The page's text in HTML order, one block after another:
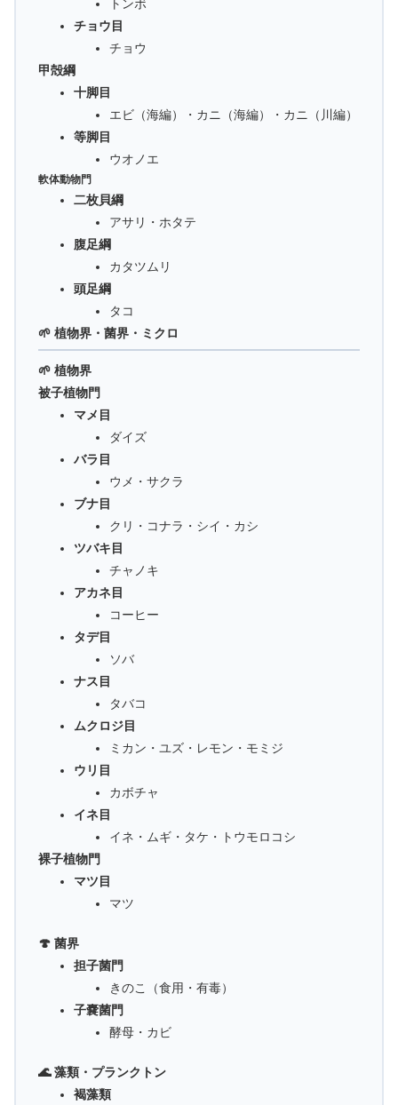
トンボ
チョウ目
チョウ
甲殻綱
十脚目
エビ（海編）・カニ（海編）・カニ（川編）
等脚目
ウオノエ
軟体動物門
二枚貝綱
アサリ・ホタテ
腹足綱
カタツムリ
頭足綱
タコ
🌱 植物界・菌界・ミクロ
🌱 植物界
被子植物門
マメ目
ダイズ
バラ目
ウメ・サクラ
ブナ目
クリ・コナラ・シイ・カシ
ツバキ目
チャノキ
アカネ目
コーヒー
タデ目
ソバ
ナス目
タバコ
ムクロジ目
ミカン・ユズ・レモン・モミジ
ウリ目
カボチャ
イネ目
イネ・ムギ・タケ・トウモロコシ
裸子植物門
マツ目
マツ
🍄 菌界
担子菌門
きのこ（食用・有毒）
子嚢菌門
酵母・カビ
🌊 藻類・プランクトン
褐藻類